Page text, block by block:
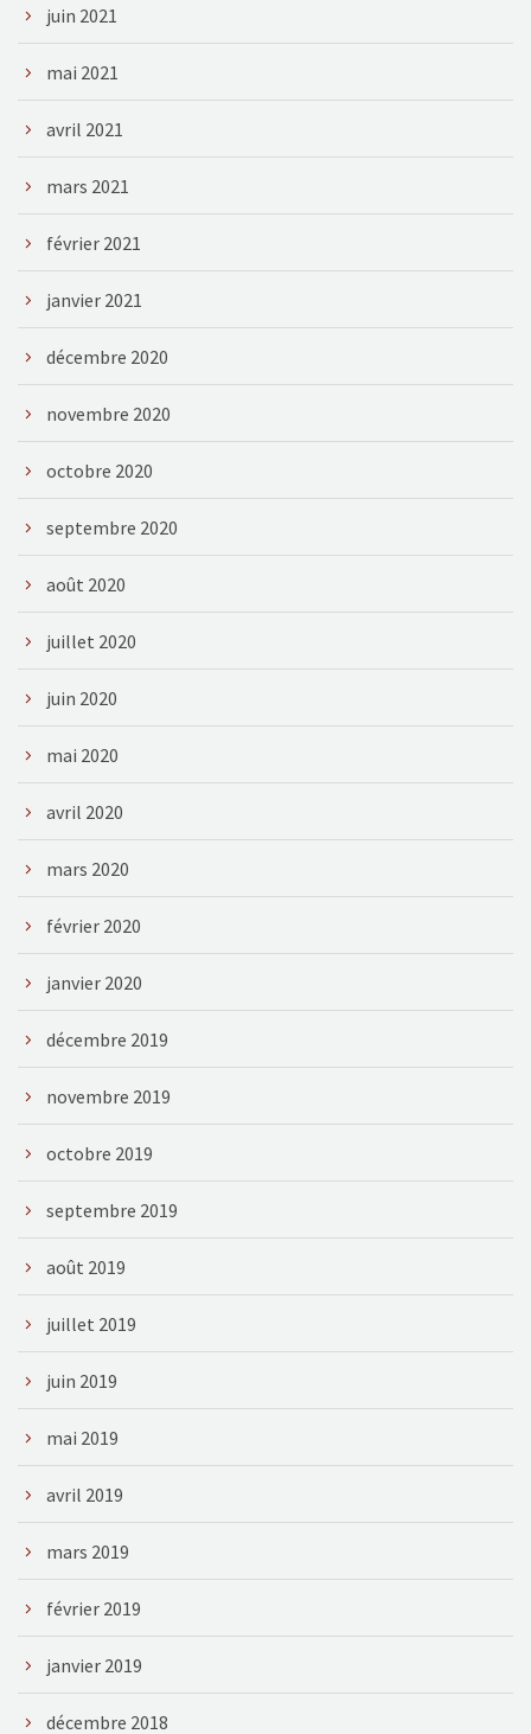
juin 2021
mai 2021
avril 2021
mars 2021
février 2021
janvier 2021
décembre 2020
novembre 2020
octobre 2020
septembre 2020
août 2020
juillet 2020
juin 2020
mai 2020
avril 2020
mars 2020
février 2020
janvier 2020
décembre 2019
novembre 2019
octobre 2019
septembre 2019
août 2019
juillet 2019
juin 2019
mai 2019
avril 2019
mars 2019
février 2019
janvier 2019
décembre 2018